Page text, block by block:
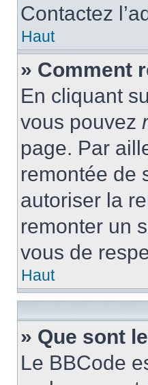
Contactez
Haut
» Comment
En cliquant
vous pouvez
page. Par
remontée de
autoriser la
remonter un
vous de
Haut
» Que sont
Le BBCode